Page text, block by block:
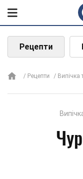
Рецепти
Рецепти Випічка